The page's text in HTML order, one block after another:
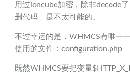
用过ioncube加密，除非decode
删代码，是不太可能的。
不过幸运的是，WHMCS有唯一
使用的文件：configuration.php
既然WHMCS要把变量